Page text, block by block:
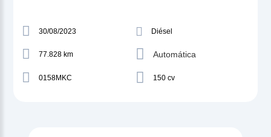
30/08/2023 Diésel
77.828 km Automática
0158MKC 150 cv